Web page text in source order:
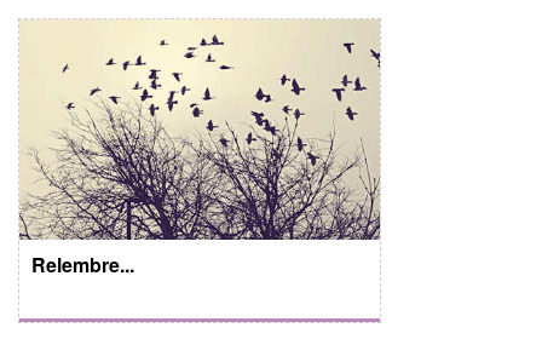
Relembre...